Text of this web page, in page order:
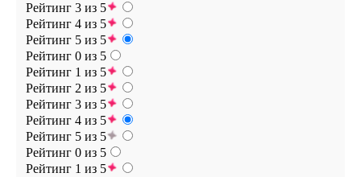
Рейтинг 3 из 5
Рейтинг 4 из 5
Рейтинг 5 из 5
Рейтинг 0 из 5
Рейтинг 1 из 5
Рейтинг 2 из 5
Рейтинг 3 из 5
Рейтинг 4 из 5
Рейтинг 5 из 5
Рейтинг 0 из 5
Рейтинг 1 из 5